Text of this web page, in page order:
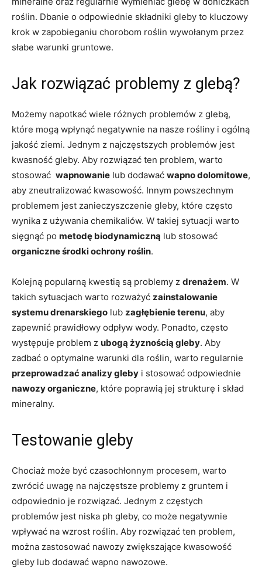
roślin. Dbanie o odpowiednie składniki ⁤gleby to kluczowy
krok ⁢w zapobieganiu chorobom‍ roślin wywołanym⁢ przez
słabe warunki gruntowe.
Jak rozwiązać problemy z ‌glebą?
Możemy napotkać wiele różnych problemów z glebą,
⁣które mogą wpłynąć negatywnie na ⁤nasze ⁤rośliny i​ ogólną
jakość ziemi. ⁢Jednym z⁢ najczęstszych⁣ problemów jest
⁤kwasność gleby. Aby rozwiązać ten ‌problem, warto
stosować ⁤ wapnowanie lub dodawać wapno dolomitowe,
‌aby‍ zneutralizować kwasowość. Innym powszechnym
problemem⁣ jest​ zanieczyszczenie⁤ gleby,⁢ które często
wynika z ‌używania ‍chemikaliów. W takiej sytuacji⁢ warto
sięgnąć po metodę biodynamiczną lub stosować⁢
organiczne środki ochrony roślin.
Kolejną popularną kwestią​ są problemy z⁣ drenażem. W
takich sytuacjach⁤ warto ⁤rozważyć⁣ zainstalowanie⁤
systemu​ drenarskiego ⁣lub zagłębienie terenu, aby
zapewnić prawidłowy odpływ wody. Ponadto, często​
występuje problem z‌ ubogą żyznością gleby. Aby
zadbać o optymalne warunki dla ‌roślin, warto ⁣regularnie
przeprowadzać analizy ⁤gleby i ‍stosować ⁤odpowiednie‍
nawozy ⁤organiczne, które poprawią‌ jej‌ strukturę i skład
‍mineralny.
Testowanie gleby
Chociaż‍ może być ⁢czasochłonnym procesem, ⁤warto
zwrócić uwagę na ⁣najczęstsze​ problemy z gruntem⁣ i
⁣odpowiednio ⁣je rozwiązać. ​Jednym z⁤ częstych⁤
problemów jest ​niska ⁤ph gleby,​ co może negatywnie
‌wpływać ‌na wzrost roślin. Aby rozwiązać ten problem,
można ​zastosować nawozy‍ zwiększające kwasowość
gleby lub dodawać wapno nawozowe.